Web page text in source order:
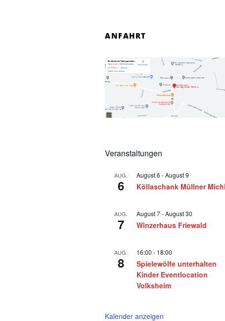
ANFAHRT
Veranstaltungen
AUG.
6
August 6 -August 9
Köllaschank Müllner Michl
AUG.
7
August 7-August 30
Winzerhaus Friewald
AUG.
8
16:00 - 18:00
Spielewölfe unterhalten
Kinder Eventlocation
Volksheim
Kalender anzeigen